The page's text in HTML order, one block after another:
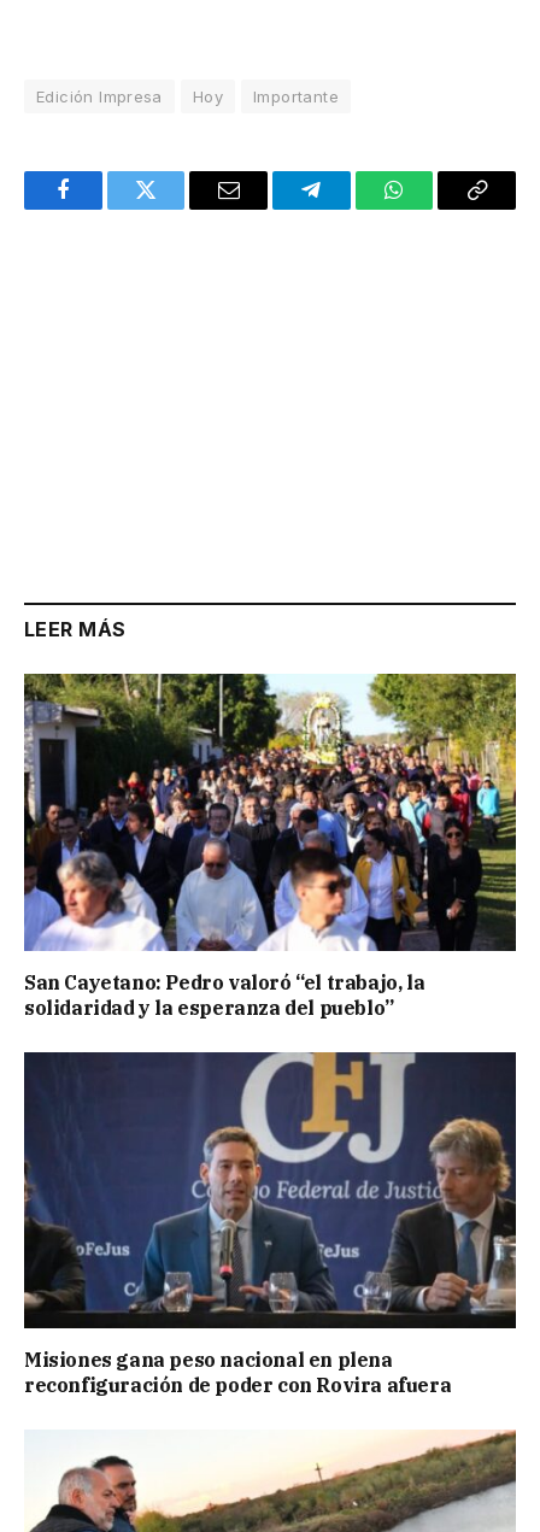
Edición Impresa Hoy Importante
FacebookTwitter Email TelegramWhatsAppCopy
LEER MÁS
San Cayetano: Pedro valoró “el trabajo, la
solidaridad y la esperanza del pueblo”
Misiones gana peso nacional en plena
reconfiguración de poder con Rovira afuera